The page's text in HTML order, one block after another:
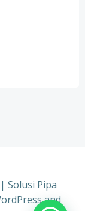
Solusi Pipa
and